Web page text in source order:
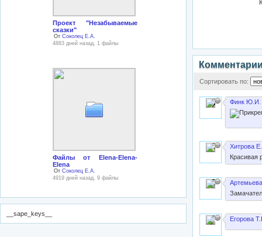
Проект "Незабываемые
сказки"
От Соколец Е.А.
4883 дней назад, 1 файлы
Файлы от Elena-Elena-
Elena
От Соколец Е.А.
4919 дней назад, 9 файлы
__sape_keys__
Сортировать по:
Финк Ю.И.
Хитрова
Красивая
Егорова